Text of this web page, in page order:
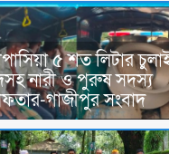
৫ শত লিটার
নারী ও পুরুষ সদস্য
গাজীপুর সংবাদ